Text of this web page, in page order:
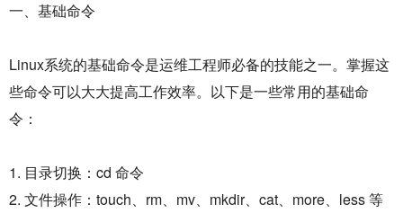
一、基础命令
Linux系统的基础命令是运维工程师必备的技能之一。掌握这
些命令可以大大提高工作效率。以下是一些常用的基础命
令：
1. 目录切换：cd 命令
2. 文件操作：touch、rm、mv、mkdir、cat、more、less 等